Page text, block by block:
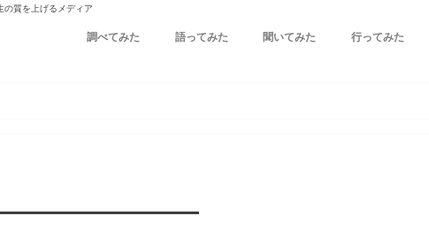
の質を上げるメディア
調べてみた 語ってみた 聞いてみた 行ってみた